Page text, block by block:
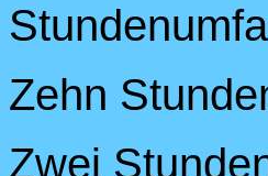
Zehn
Zwei